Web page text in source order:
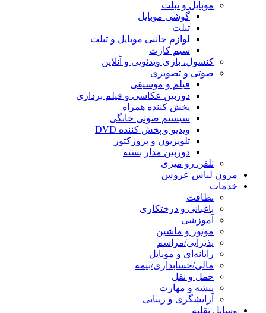
موبایل و تبلت
گوشی موبایل
تبلت
لوازم جانبی موبایل و تبلت
سیم کارت
کنسول، بازی‌ ویدئویی و آنلاین
صوتی و تصویری
فیلم و موسیقی
دوربین عکاسی و فیلم برداری
پخش کننده همراه
سیستم صوتی خانگی
ویدیو و پخش کننده DVD
تلویزیون و پروژکتور
دوربین مدار بسته
تلفن رو میزی
مزون لباس عروس
خدمات
نظافت
باغبانی و درختکاری
آموزشی
موتور و ماشین
پذیرایی/مراسم
رایانه‌ای و موبایل
مالی/حسابداری/بیمه
حمل و نقل
پیشه و مهارت
آرایشگری و زیبایی
وسایل نقلیه